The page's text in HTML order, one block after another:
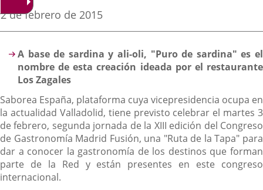
aplicación
externa.
aplicación
externa.
Fecha
la
noticia
2 de febrero de 2015
Descripción
A base de sardina y ali-oli, "Puro de sardina" es el
nombre de esta creación ideada por el restaurante
Los Zagales
Saborea España, plataforma cuya vicepresidencia ocupa en
la actualidad Valladolid, tiene previsto celebrar el martes 3
de febrero, segunda jornada de la XIII edición del Congreso
de Gastronomía Madrid Fusión, una "Ruta de la Tapa" para
dar a conocer la gastronomía de los destinos que forman
parte de la Red y están presentes en este congreso
internacional.